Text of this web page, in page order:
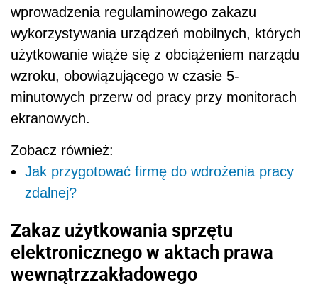
wprowadzenia regulaminowego zakazu
wykorzystywania urządzeń mobilnych, których
użytkowanie wiąże się z obciążeniem narządu
wzroku, obowiązującego w czasie 5-
minutowych przerw od pracy przy monitorach
ekranowych.
Zobacz również:
Jak przygotować firmę do wdrożenia pracy
zdalnej?
Zakaz użytkowania sprzętu
elektronicznego w aktach prawa
wewnątrzzakładowego